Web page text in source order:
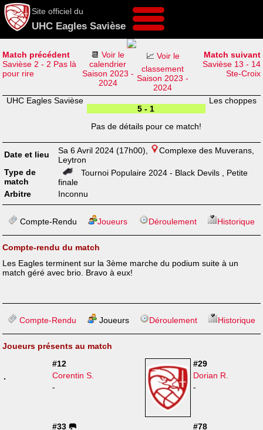
Site officiel du
UHC Eagles Savièse
Match précédent
Savièse 2 - 2 Pas là
pour rire
📆 Voir le
calendrier
Saison 2023 -
2024
📈 Voir le
classement
Saison 2023 -
2024
Match suivant
Savièse 13 - 14
Ste-Croix
UHC Eagles Savièse
5 - 1
Pas de détails pour ce match!
Les choppes
Date et lieu Sa 6 Avril 2024 (17h00),
Complexe des Muverans,
Leytron
Type de
match
Tournoi Populaire 2024 - Black Devils , Petite
finale
Arbitre
Inconnu
Compte-Rendu Joueurs Déroulement Historique
Compte-rendu du match
Les Eagles terminent sur la 3ème marche du podium suite à un
match géré avec brio. Bravo à eux!
Compte-Rendu Joueurs Déroulement Historique
Joueurs présents au match
#12
Corentin S.
-
#29
Dorian R.
-
#33 🥅
#78